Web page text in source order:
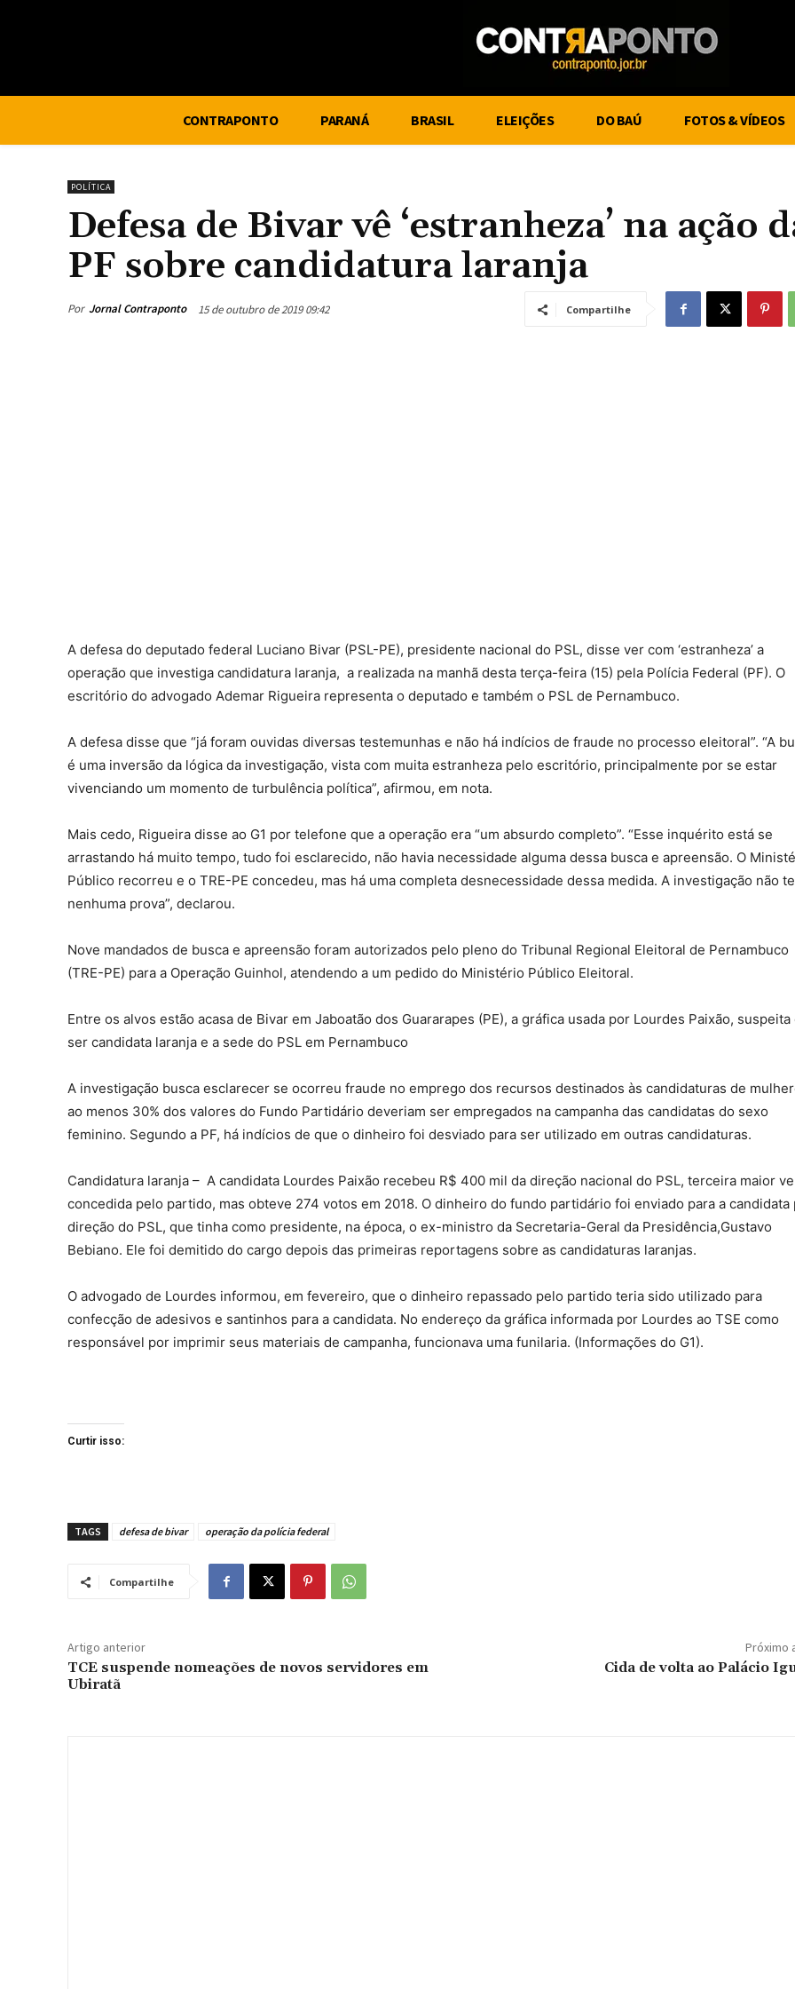
CONTRAPONTO PARANÁ BRASIL ELEIÇÕES DO BAÚ FOTOS & VÍDEOS
POLÍTICA
Defesa de Bivar vê ‘estranheza’ na ação
PF sobre candidatura laranja
Por Jornal Contraponto 15 de outubro de 2019 09:42 Compartilhe
A defesa do deputado federal Luciano Bivar (PSL-PE), presidente nacional do PSL, disse ver com ‘estranheza’ a
operação que investiga candidatura laranja, a realizada na manhã desta terça-feira (15) pela Polícia Federal (PF). O
escritório do advogado Ademar Rigueira representa o deputado e também o PSL de Pernambuco.
A defesa disse que “já foram ouvidas diversas testemunhas e não há indícios de fraude no processo eleitoral”. “A
é uma inversão da lógica da investigação, vista com muita estranheza pelo escritório, principalmente por se estar
vivenciando um momento de turbulência política”, afirmou, em nota.
Mais cedo, Rigueira disse ao G1 por telefone que a operação era “um absurdo completo”. “Esse inquérito está se
arrastando há muito tempo, tudo foi esclarecido, não havia necessidade alguma dessa busca e apreensão. O
Público recorreu e o TRE-PE concedeu, mas há uma completa desnecessidade dessa medida. A investigação não
nenhuma prova”, declarou.
Nove mandados de busca e apreensão foram autorizados pelo pleno do Tribunal Regional Eleitoral de Pernambuco
(TRE-PE) para a Operação Guinhol, atendendo a um pedido do Ministério Público Eleitoral.
Entre os alvos estão acasa de Bivar em Jaboatão dos Guararapes (PE), a gráfica usada por Lourdes Paixão, suspeita
ser candidata laranja e a sede do PSL em Pernambuco
A investigação busca esclarecer se ocorreu fraude no emprego dos recursos destinados às candidaturas de
ao menos 30% dos valores do Fundo Partidário deveriam ser empregados na campanha das candidatas do sexo
feminino. Segundo a PF, há indícios de que o dinheiro foi desviado para ser utilizado em outras candidaturas.
Candidatura laranja – A candidata Lourdes Paixão recebeu R$ 400 mil da direção nacional do PSL, terceira maior
concedida pelo partido, mas obteve 274 votos em 2018. O dinheiro do fundo partidário foi enviado para a candidata
direção do PSL, que tinha como presidente, na época, o ex-ministro da Secretaria-Geral da Presidência,Gustavo
Bebiano. Ele foi demitido do cargo depois das primeiras reportagens sobre as candidaturas laranjas.
O advogado de Lourdes informou, em fevereiro, que o dinheiro repassado pelo partido teria sido utilizado para
confecção de adesivos e santinhos para a candidata. No endereço da gráfica informada por Lourdes ao TSE como
responsável por imprimir seus materiais de campanha, funcionava uma funilaria. (Informações do G1).
Curtir isso:
TAGS defesa de bivar operação da polícia federal
Compartilhe
Artigo anterior
TCE suspende nomeações de novos servidores em
Ubiratã
Próximo
Cida de volta ao Palácio